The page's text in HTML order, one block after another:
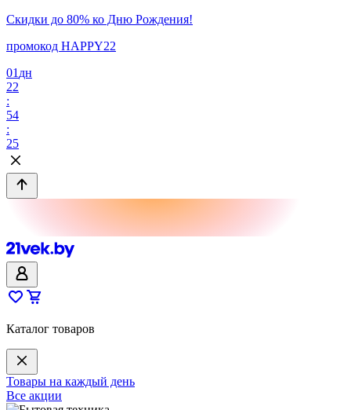
Скидки до 80% ко Дню Рождения!
промокод HAPPY22
01 дн
22
:
54
:
25
Каталог товаров
Товары на каждый день
Все акции